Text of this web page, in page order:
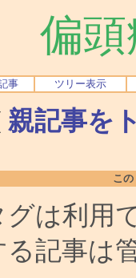
偏
事 ツリー表示
親記事を
こ
グは利用
記事は